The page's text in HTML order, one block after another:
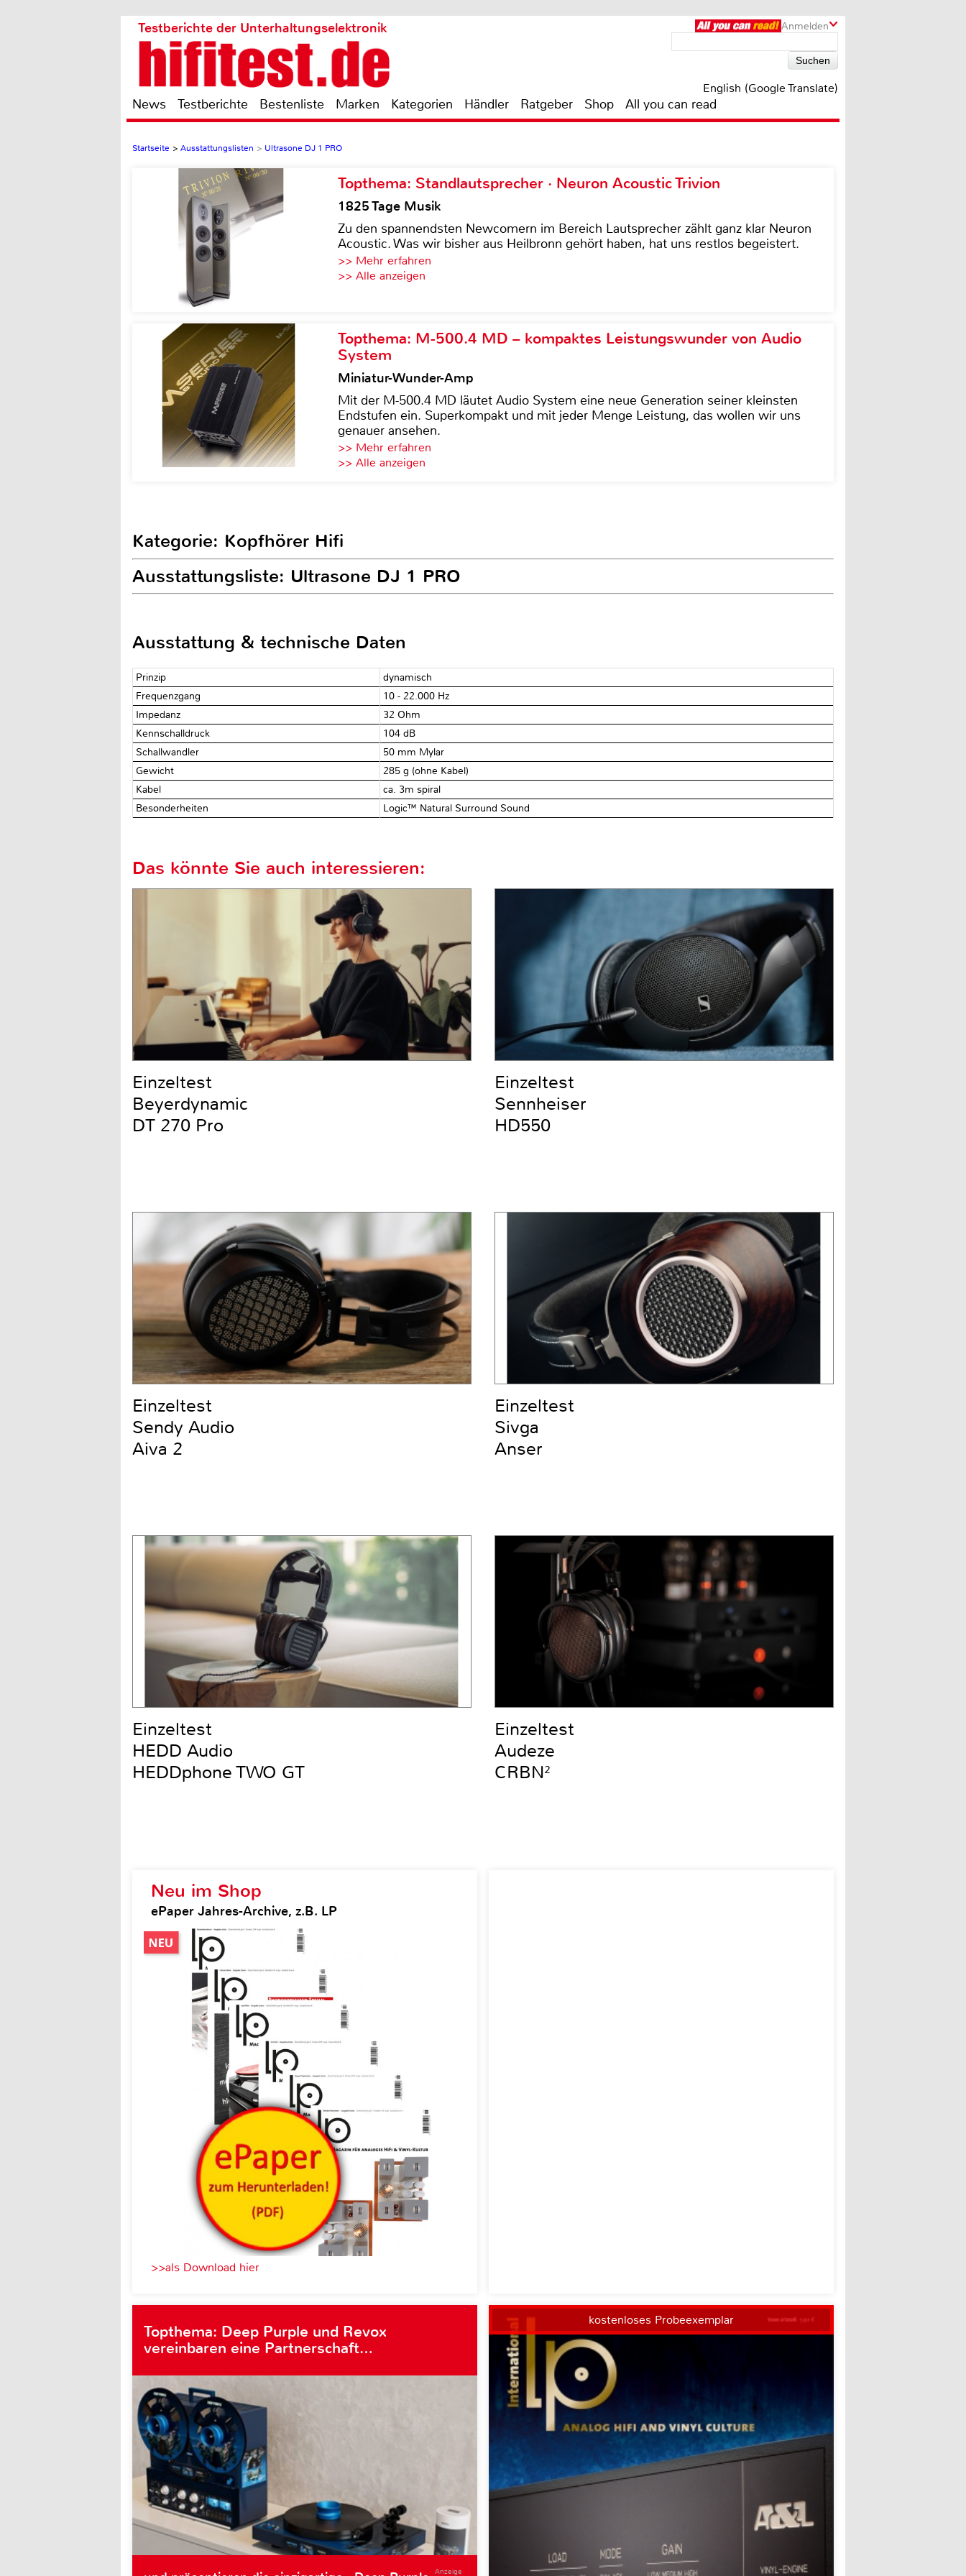
Anmelden
Testberichte der Unterhaltungselektronik
English (Google Translate)
News Testberichte Bestenliste Marken Kategorien Händler Ratgeber Shop All you can read
Startseite > Ausstattungslisten > Ultrasone DJ 1 PRO
Topthema: Standlautsprecher · Neuron Acoustic Trivion
1825 Tage Musik
Zu den spannendsten Newcomern im Bereich Lautsprecher zählt ganz klar Neuron
Acoustic. Was wir bisher aus Heilbronn gehört haben, hat uns restlos begeistert.
>> Mehr erfahren
>> Alle anzeigen
Topthema: M-500.4 MD – kompaktes Leistungswunder von Audio
System
Miniatur-Wunder-Amp
Mit der M-500.4 MD läutet Audio System eine neue Generation seiner kleinsten
Endstufen ein. Superkompakt und mit jeder Menge Leistung, das wollen wir uns
genauer ansehen.
>> Mehr erfahren
>> Alle anzeigen
Kategorie: Kopfhörer Hifi
Ausstattungsliste: Ultrasone DJ 1 PRO
Ausstattung & technische Daten
Prinzip
dynamisch
Frequenzgang
10 - 22.000 Hz
Impedanz
32 Ohm
Kennschalldruck
104 dB
Schallwandler
50 mm Mylar
Gewicht
285 g (ohne Kabel)
Kabel
ca. 3m spiral
Besonderheiten
Logic™ Natural Surround Sound
Neu im Shop
ePaper Jahres-Archive, z.B. LP
>>als Download hier
Topthema: Deep Purple und Revox
vereinbaren eine Partnerschaft…
Anzeige
kostenloses Probeexemplar
Das könnte Sie auch interessieren:
Einzeltest
Beyerdynamic
DT 270 Pro
Einzeltest
Sennheiser
HD550
Einzeltest
Sendy Audio
Aiva 2
Einzeltest
Sivga
Anser
Einzeltest
HEDD Audio
HEDDphone TWO GT
Einzeltest
Audeze
CRBN²